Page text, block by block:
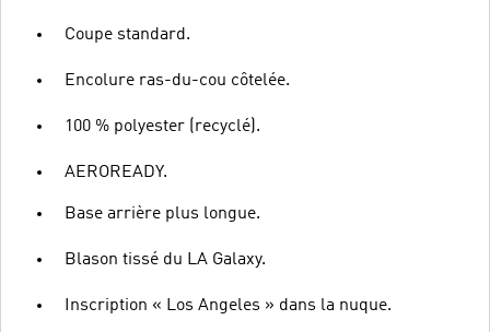
Coupe standard.
Encolure ras-du-cou côtelée.
100 % polyester (recyclé).
AEROREADY.
Base arrière plus longue.
Blason tissé du LA Galaxy.
Inscription « Los Angeles » dans la nuque.